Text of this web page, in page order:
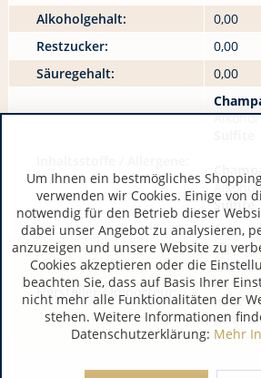
Alkoholgehalt:
0,00
Restzucker:
0,00
Säuregehalt:
0,00
Alkohol
Alkohol
Sulfite
Hersteller / Importeur:
FR
Um Ihnen ein bestmögliches
verwenden wir Cookies. Einige von
notwendig für den Betrieb dieser
dabei unser Angebot zu analysieren,
anzuzeigen und unsere Website zu
Cookies akzeptieren oder die
beachten Sie, dass auf Basis Ihrer
nicht mehr alle Funktionalitäten der
stehen. Weitere Informationen
Datenschutzerklärung: Mehr